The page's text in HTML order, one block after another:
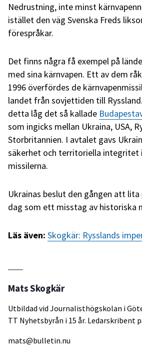
Nedrustning, inte minst
istället den väg Svenska Freds
förespråkar.
Det finns några få exempel på
med sina kärnvapen. Ett av dem
1996 överfördes de
landet från sovjettiden till
detta låg det så kallade
som ingicks mellan Ukraina, USA,
Storbritannien. I avtalet gavs
säkerhet och territoriella integritet
missilerna.
Ukrainas beslut den gången att
dag som ett misstag av historiska
Läs även: Skogkär: Rysslands
Mats Skogkär
Utbildad vid Journalisthögskolan i
TT Nyhetsbyrån i 15 år. Ledarskribent
mats@bulletin.nu